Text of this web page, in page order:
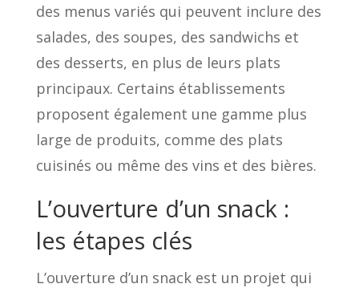
des menus variés qui peuvent inclure des
salades, des soupes, des sandwichs et
des desserts, en plus de leurs plats
principaux. Certains établissements
proposent également une gamme plus
large de produits, comme des plats
cuisinés ou même des vins et des bières.
L’ouverture d’un snack :
les étapes clés
L’ouverture d’un snack est un projet qui